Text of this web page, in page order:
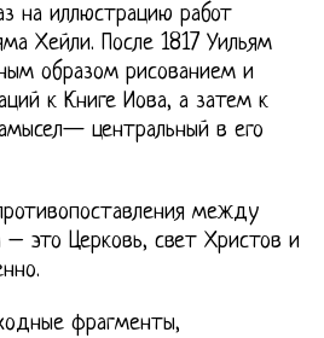
на иллюстрацию работ
Хейли. После 1817 Уильям
образом рисованием и
к Книге Иова, а затем к
центральный в его
между
это Церковь, свет Христов и
фрагменты,